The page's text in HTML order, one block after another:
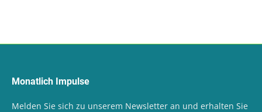
Monatlich Impulse
Melden Sie sich zu unserem Newsletter an und erhalten Sie